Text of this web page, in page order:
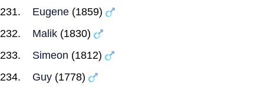
Eugene (1859)
Malik (1830)
Simeon (1812)
Guy (1778)